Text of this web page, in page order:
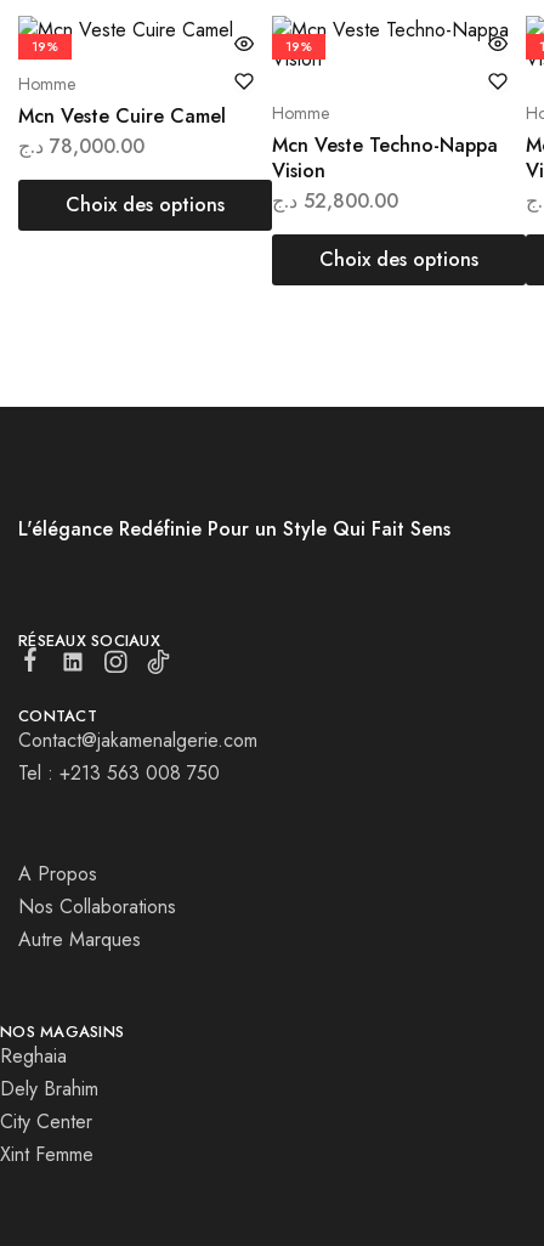
19%
Homme
Mcn Veste Cuire Camel
78,000.00 د.ج
Choix des options
19%
Homme
Mcn Veste Techno-Nappa
Vision
52,800.00 د.ج
Choix des options
L'élégance Redéfinie Pour un Style Qui Fait Sens
RÉSEAUX SOCIAUX
CONTACT
Contact@jakamenalgerie.com
Tel : +213 563 008 750
A Propos
Nos Collaborations
Autre Marques
NOS MAGASINS
Reghaia
Dely Brahim
City Center
Xint Femme